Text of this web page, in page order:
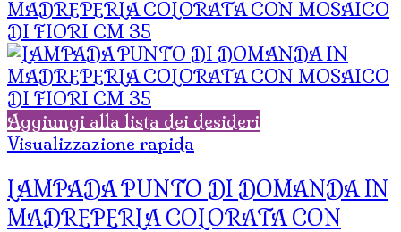
Aggiungi alla lista dei desideri
Visualizzazione rapida
LAMPADA PUNTO DI DOMANDA IN
MADREPERLA COLORATA CON